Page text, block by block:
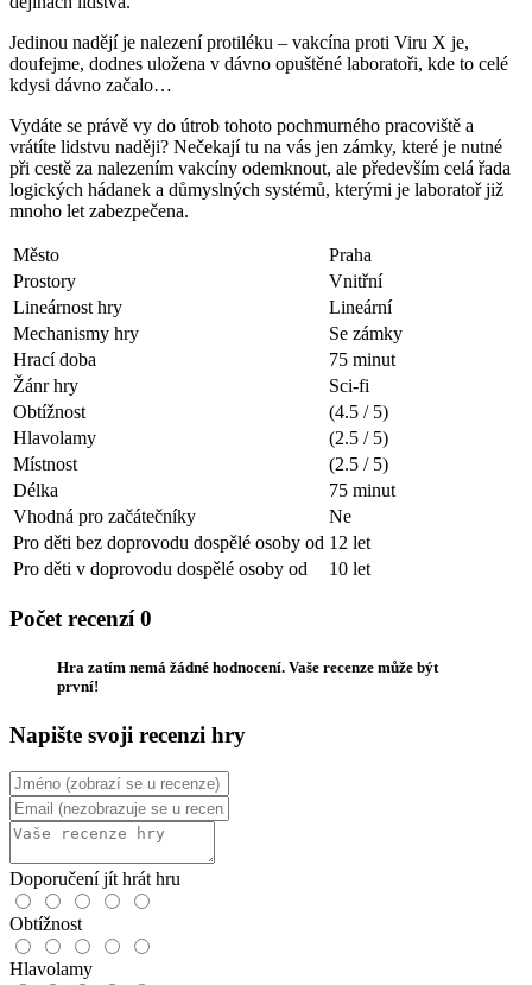
Jedinou nadějí je nalezení protiléku – vakcína proti Viru X je,
doufejme, dodnes uložena v dávno opuštěné laboratoři, kde to celé
kdysi dávno začalo…
Vydáte se právě vy do útrob tohoto pochmurného pracoviště a
vrátíte lidstvu naději? Nečekají tu na vás jen zámky, které je nutné
při cestě za nalezením vakcíny odemknout, ale především celá řada
logických hádanek a důmyslných systémů, kterými je laboratoř již
mnoho let zabezpečena.
Město
Praha
Prostory
Vnitřní
Lineárnost hry
Lineární
Mechanismy hry
Se zámky
Hrací doba
75 minut
Žánr hry
Sci-fi
Obtížnost
(4.5 / 5)
Hlavolamy
(2.5 / 5)
Místnost
(2.5 / 5)
Délka
75 minut
Vhodná pro začátečníky
Ne
Pro děti bez doprovodu dospělé osoby od 12 let
Pro děti v doprovodu dospělé osoby od
10 let
Počet recenzí 0
Hra zatím nemá žádné hodnocení. Vaše recenze může být
první!
Napište svoji recenzi hry
Doporučení jít hrát hru
Obtížnost
Hlavolamy